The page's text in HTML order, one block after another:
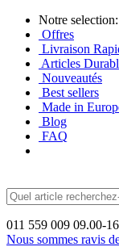
Notre selection:
Offres
Livraison
Articles
Nouveautés
Best sellers
Made in
Blog
FAQ
011 559 009 09.00-
Nous sommes ravis